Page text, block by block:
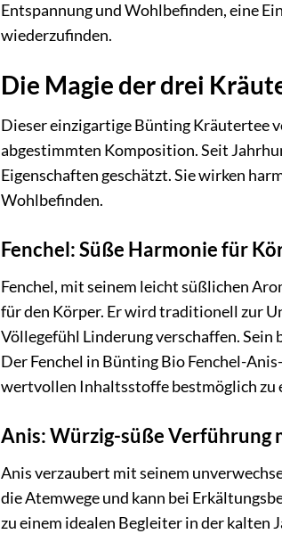
Entspannung und Wohlbefinden, eine
wiederzufinden.
Die Magie der drei
Dieser einzigartige Bünting Kräutertee
abgestimmten Komposition. Seit
Eigenschaften geschätzt. Sie wirken
Wohlbefinden.
Fenchel: Süße Harmonie für
Fenchel, mit seinem leicht süßlichen
für den Körper. Er wird traditionell zur
Völlegefühl Linderung verschaffen.
Der Fenchel in Bünting Bio Fenchel-
wertvollen Inhaltsstoffe bestmöglich zu
Anis: Würzig-süße
Anis verzaubert mit seinem
die Atemwege und kann bei
zu einem idealen Begleiter in der kalten